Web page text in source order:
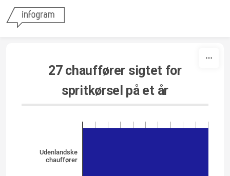
27 chauffører sigtet for
spritkørsel på et år
Udenlandske
chauffører